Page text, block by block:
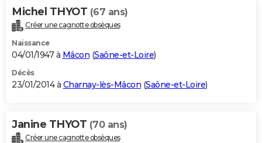
Michel THYOT (67 ans)
Créer une cagnotte obsèques
Naissance
04/01/1947 à Mâcon (Saône-et-Loire)
Décès
23/01/2014 à Charnay-lès-Mâcon (Saône-et-Loire)
Janine THYOT (70 ans)
Créer une cagnotte obsèques